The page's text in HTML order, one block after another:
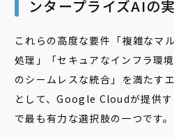
ンタープライズAIの
これらの高度な要件――「複雑な
処理」「セキュアなインフラ環
のシームレスな統合」――を満た
として、Google Cloudが提供
で最も有力な選択肢の一つです。